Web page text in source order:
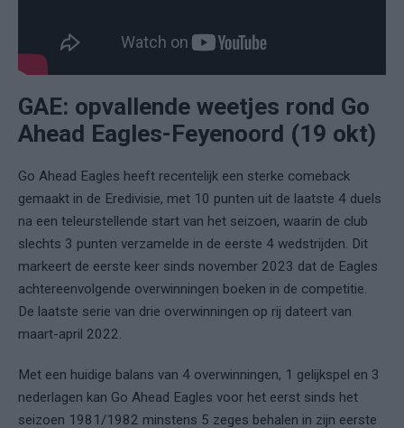
GAE: opvallende weetjes rond Go
Ahead Eagles-Feyenoord (19 okt)
Go Ahead Eagles heeft recentelijk een sterke comeback
gemaakt in de Eredivisie, met 10 punten uit de laatste 4 duels
na een teleurstellende start van het seizoen, waarin de club
slechts 3 punten verzamelde in de eerste 4 wedstrijden. Dit
markeert de eerste keer sinds november 2023 dat de Eagles
achtereenvolgende overwinningen boeken in de competitie.
De laatste serie van drie overwinningen op rij dateert van
maart-april 2022.
Met een huidige balans van 4 overwinningen, 1 gelijkspel en 3
nederlagen kan Go Ahead Eagles voor het eerst sinds het
seizoen 1981/1982 minstens 5 zeges behalen in zijn eerste